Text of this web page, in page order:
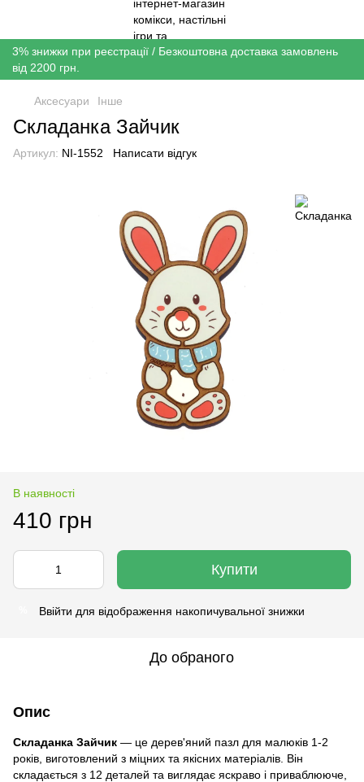
3% знижки при реєстрації / Безкоштовна доставка замовлень
від 2200 грн.
Аксесуари Інше
Складанка Зайчик
Артикул: NI-1552 Написати відгук
В наявності
410 грн
Купити
Ввійти для відображення накопичувальної знижки
До обраного
Опис
Складанка Зайчик — це дерев'яний пазл для малюків 1-2
років, виготовлений з міцних та якісних матеріалів. Він
складається з 12 деталей та виглядає яскраво і приваблююче,